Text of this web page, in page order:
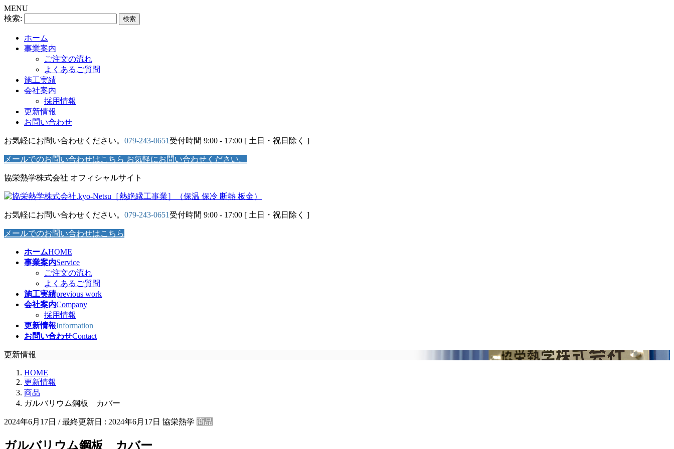
MENU
検索:
ホーム
事業案内
ご注文の流れ
よくあるご質問
施工実績
会社案内
採用情報
更新情報
お問い合わせ
お気軽にお問い合わせください。 079-243-0651 受付時間 9:00 - 17:00 [ 土日・祝日除く ]
メールでのお問い合わせはこちら お気軽にお問い合わせください。
協栄熱学株式会社 オフィシャルサイト
お気軽にお問い合わせください。 079-243-0651 受付時間 9:00 - 17:00 [ 土日・祝日除く ]
メールでのお問い合わせはこちら
ホームHOME
事業案内Service
ご注文の流れ
よくあるご質問
施工実績previous work
会社案内Company
採用情報
更新情報Information
お問い合わせContact
更新情報
HOME
更新情報
商品
ガルバリウム鋼板 カバー
2024年6月17日 / 最終更新日 : 2024年6月17日 協栄熱学 商品
ガルバリウム鋼板 カバー